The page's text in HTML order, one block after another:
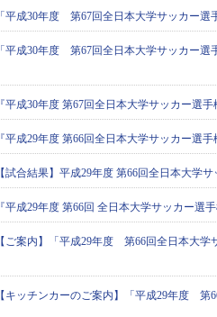
「平成30年度 第67回全日本大学サッカー
「平成30年度 第67回全日本大学サッカー
『平成30年度 第67回全日本大学サッカー選
『平成29年度 第66回全日本大学サッカー選
【試合結果】平成29年度 第66回全日本大学
『平成29年度 第66回 全日本大学サッカー選
【ご案内】「平成29年度 第66回全日本大
【キッチンカーのご案内】「平成29年度 第